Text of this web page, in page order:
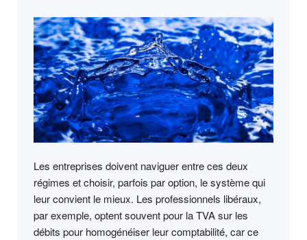
Les entreprises doivent naviguer entre ces deux
régimes et choisir, parfois par option, le système qui
leur convient le mieux. Les professionnels libéraux,
par exemple, optent souvent pour la TVA sur les
débits pour homogénéiser leur comptabilité, car ce